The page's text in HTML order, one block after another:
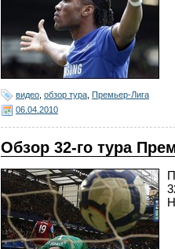
видео обзор тура Премьер-Лига
06.04.2010
Обзор 32-го тура